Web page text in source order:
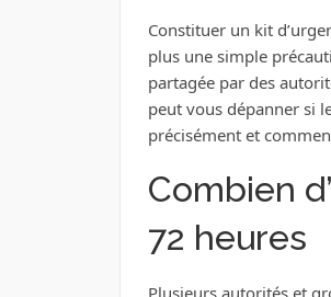
Constituer un kit
plus une simple
partagée par des
peut vous dépanner si
précisément et
Combien
72 heures
Plusieurs autorités et